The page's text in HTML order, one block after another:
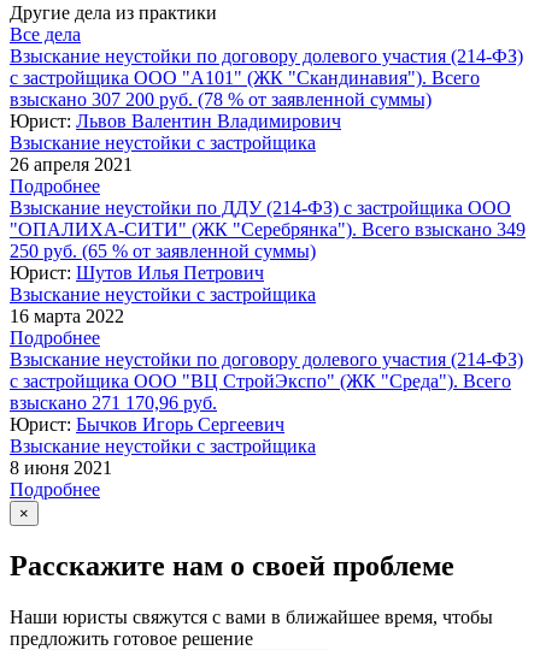
Другие дела из практики
Все дела
Взыскание неустойки по договору долевого участия (214-ФЗ)
с застройщика ООО "А101" (ЖК "Скандинавия"). Всего
взыскано 307 200 руб. (78 % от заявленной суммы)
Юрист: Львов Валентин Владимирович
Взыскание неустойки с застройщика
26 апреля 2021
Подробнее
Взыскание неустойки по ДДУ (214-ФЗ) с застройщика ООО
"ОПАЛИХА-СИТИ" (ЖК "Серебрянка"). Всего взыскано 349
250 руб. (65 % от заявленной суммы)
Юрист: Шутов Илья Петрович
Взыскание неустойки с застройщика
16 марта 2022
Подробнее
Взыскание неустойки по договору долевого участия (214-ФЗ)
с застройщика ООО "ВЦ СтройЭкспо" (ЖК "Среда"). Всего
взыскано 271 170,96 руб.
Юрист: Бычков Игорь Сергеевич
Взыскание неустойки с застройщика
8 июня 2021
Подробнее
×
Расскажите нам о своей проблеме
Наши юристы свяжутся с вами в ближайшее время, чтобы
предложить готовое решение